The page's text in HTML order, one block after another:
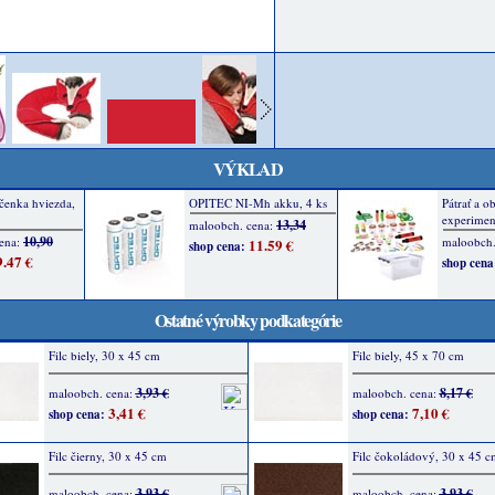
VÝKLAD
Ostatné výrobky podkategórie
Filc biely, 30 x 45 cm
maloobch. cena:3,93 €
shop cena: 3,41 €
Filc biely, 45 x 70 cm
maloobch. cena:8,17 €
shop cena: 7,10 €
Filc čierny, 30 x 45 cm Filc čokoládový, 30 x 45